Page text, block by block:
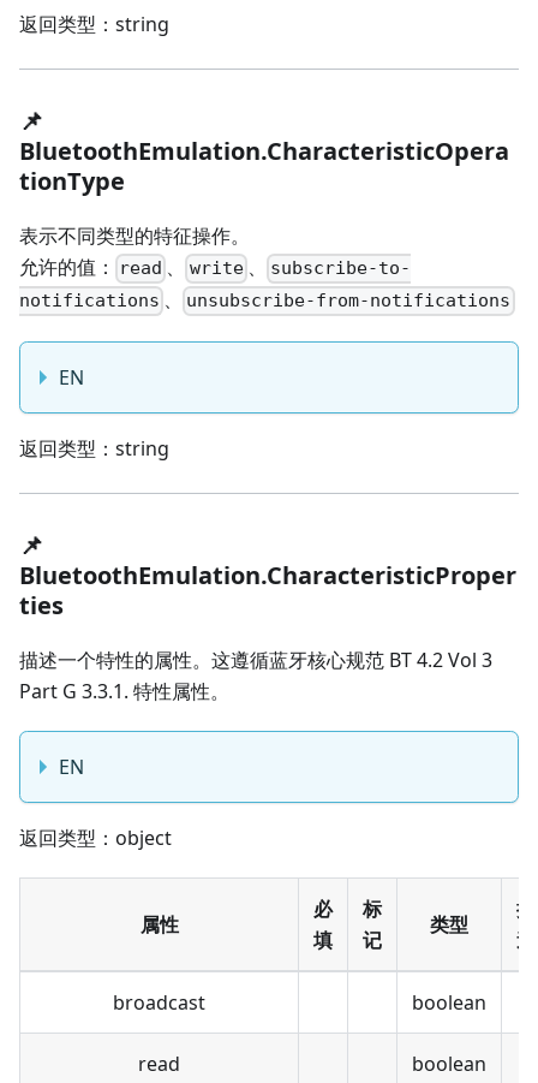
返回类型：string
📌
BluetoothEmulation.CharacteristicOpera
tionType
表示不同类型的特征操作。
允许的值：
read 、 write、
subscribe-to-
notifications 、 unsubscribe-from-notifications
EN
返回类型：string
📌
BluetoothEmulation.CharacteristicProper
ties
描述一个特性的属性。这遵循蓝牙核心规范 BT 4.2 Vol 3
Part G 3.3.1. 特性属性。
EN
返回类型：object
属性
必
填
标
记
类型
描
述
broadcast boolean
read boolean